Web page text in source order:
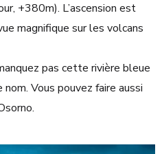
+380m). L’ascension est
magnifique sur les volcans
pas cette rivière bleue
Vous pouvez faire aussi